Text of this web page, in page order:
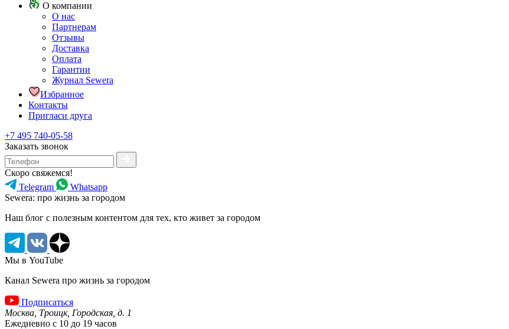
О компании
О нас
Партнерам
Отзывы
Доставка
Оплата
Гарантии
Журнал Sewera
Избранное
Контакты
Пригласи друга
+7 495 740-05-58
Заказать звонок
Скоро свяжемся!
Telegram
Whatsapp
Sewera: про жизнь за городом
Наш блог c полезным контентом для тех, кто живет за городом
Мы в YouTube
Канал Sewera про жизнь за городом
Подписаться
Москва, Троицк, Городская, д. 1
Ежедневно с 10 до 19 часов